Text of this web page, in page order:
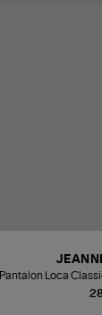
Pantalon Loca
JV x